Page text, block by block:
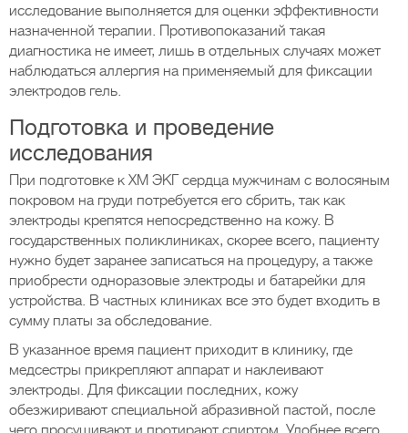
исследование выполняется для оценки эффективности
назначенной терапии. Противопоказаний такая
диагностика не имеет, лишь в отдельных случаях может
наблюдаться аллергия на применяемый для фиксации
электродов гель.
Подготовка и проведение
исследования
При подготовке к ХМ ЭКГ сердца мужчинам с волосяным
покровом на груди потребуется его сбрить, так как
электроды крепятся непосредственно на кожу. В
государственных поликлиниках, скорее всего, пациенту
нужно будет заранее записаться на процедуру, а также
приобрести одноразовые электроды и батарейки для
устройства. В частных клиниках все это будет входить в
сумму платы за обследование.
В указанное время пациент приходит в клинику, где
медсестры прикрепляют аппарат и наклеивают
электроды. Для фиксации последних, кожу
обезжиривают специальной абразивной пастой, после